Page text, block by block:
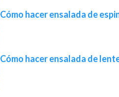
Cómo hacer ensalada de
Cómo hacer ensalada de